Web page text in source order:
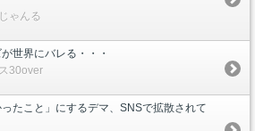
ゃんる
世界にバレる・・・
30over
ったこと」にするデマ、SNSで拡散されて